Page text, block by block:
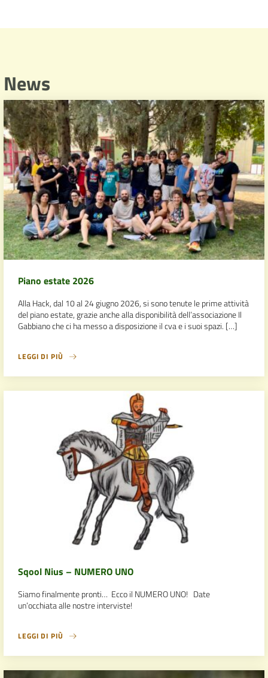
News
Piano estate 2026
Alla Hack, dal 10 al 24 giugno 2026, si sono tenute le prime attività
del piano estate, grazie anche alla disponibilità dell’associazione Il
Gabbiano che ci ha messo a disposizione il cva e i suoi spazi. […]
LEGGI DI PIÙ
Sqool Nius – NUMERO UNO
Siamo finalmente pronti… Ecco il NUMERO UNO! Date
un’occhiata alle nostre interviste!
LEGGI DI PIÙ